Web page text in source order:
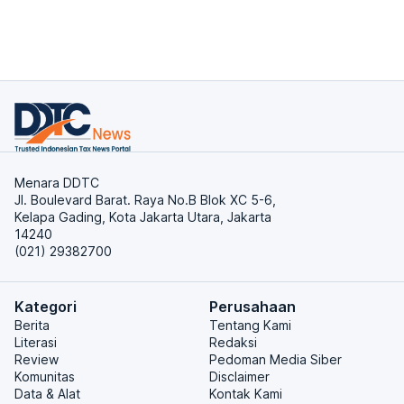
Menara DDTC
Jl. Boulevard Barat. Raya No.B Blok XC 5-6,
Kelapa Gading, Kota Jakarta Utara, Jakarta
14240
(021) 29382700
Kategori
Berita
Literasi
Review
Komunitas
Data & Alat
Perusahaan
Tentang Kami
Redaksi
Pedoman Media Siber
Disclaimer
Kontak Kami